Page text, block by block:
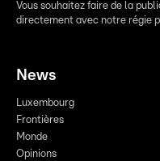
Vous souhaitez faire de la
directement avec notre régie
News
Luxembourg
Frontières
Monde
Opinions